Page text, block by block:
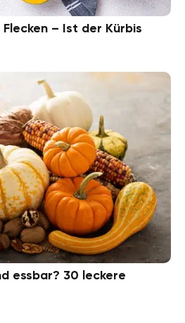
– Ist der Kürbis
essbar? 30 leckere